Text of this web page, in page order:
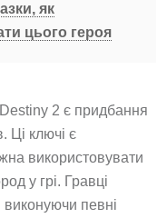
як
цього героя
2 є придбання
Ці ключі є
використовувати
у грі. Гравці
виконуючи певні